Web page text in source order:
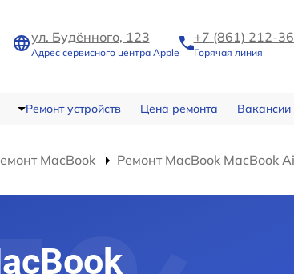
ул. Будённого, 123
Адрес сервисного центра Apple
+7 (861) 212-
Горячая линия
Ремонт устройств Цена ремонта Вакансии
MacBook Ремонт MacBook MacBook